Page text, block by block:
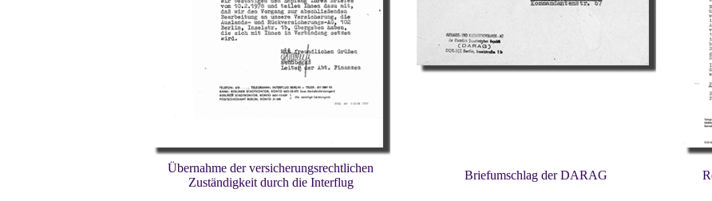
Übernahme der versicherungsrechtlichen
Zuständigkeit durch die Interflug
Briefumschlag der DARAG